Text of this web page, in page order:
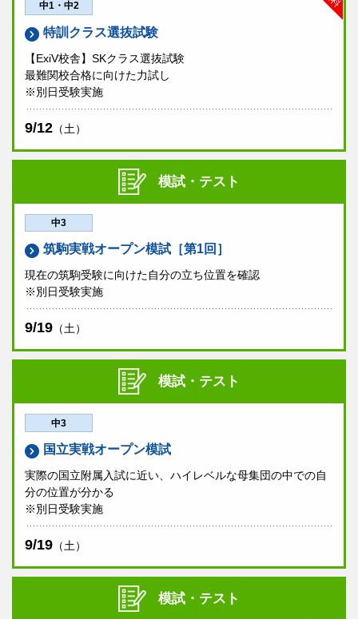
中1・中2
特訓クラス選抜試験
【ExiV校舎】SKクラス選抜試験
最難関校合格に向けた力試し
※別日受験実施
9/12 （土）
模試・テスト
中3
筑駒実戦オープン模試［第1回］
現在の筑駒受験に向けた自分の立ち位置を確認
※別日受験実施
9/19 （土）
模試・テスト
中3
国立実戦オープン模試
実際の国立附属入試に近い、ハイレベルな母集団の中での自
分の位置が分かる
※別日受験実施
9/19 （土）
模試・テスト